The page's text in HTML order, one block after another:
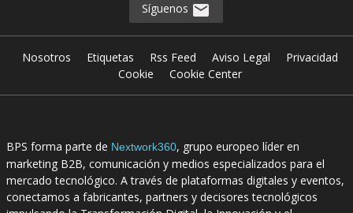
Síguenos
Nosotros Etiquetas Rss Feed Aviso Legal
Privacidad
Cookie
Cookie Center
BPS forma parte de Nextwork360, grupo europeo líder en
marketing B2B, comunicación y medios especializados para el
mercado tecnológico. A través de plataformas digitales y eventos,
conectamos a fabricantes, partners y decisores tecnológicos